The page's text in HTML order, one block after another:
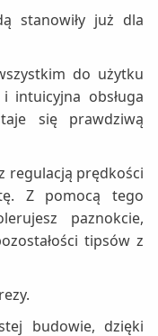
stanowiły już dla
do użytku
intuicyjna obsługa
się prawdziwą
regulacją prędkości
Z pomocą tego
paznokcie,
tipsów z
budowie, dzięki